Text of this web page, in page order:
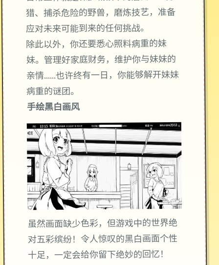
猎、捕杀危险的野兽，磨炼技艺，准备
应对未来可能到来的任何挑战。
除此以外，你还要悉心照料病重的妹
妹。管理好家庭财务，维护你与妹妹的
亲情……也许终有一日，你能够解开妹妹
病重的谜团。
手绘黑白画风
虽然画面缺少色彩，但游戏中的世界绝
对五彩缤纷！令人惊叹的黑白画面个性
十足，一定会给你留下绝妙的回忆！